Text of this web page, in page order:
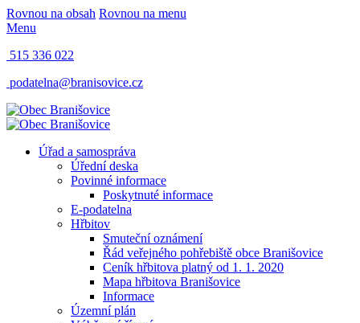
Rovnou na obsah Rovnou na menu
Menu
515 336 022
podatelna@branisovice.cz
Úřad a samospráva
Úřední deska
Povinné informace
Poskytnuté informace
E-podatelna
Hřbitov
Smuteční oznámení
Řád veřejného pohřebiště obce Branišovice
Ceník hřbitova platný od 1. 1. 2020
Mapa hřbitova Branišovice
Informace
Územní plán